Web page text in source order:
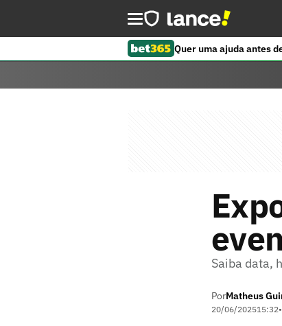
Quer uma ajuda antes
Saiba data,
PorMatheus
20/06/202515:32•